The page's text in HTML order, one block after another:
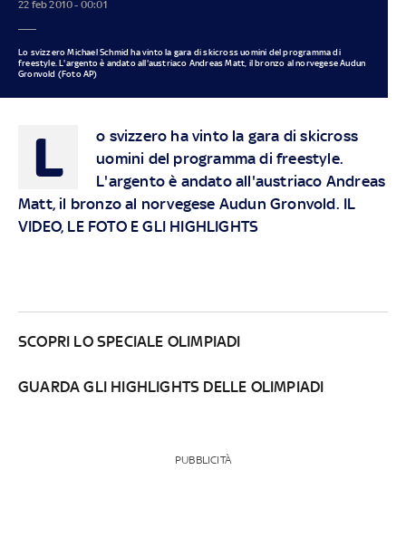
22 feb 2010 - 00:01
Lo svizzero Michael Schmid ha vinto la gara di skicross uomini del programma di
freestyle. L'argento è andato all'austriaco Andreas Matt, il bronzo al norvegese Audun
Gronvold (Foto AP)
L
o svizzero ha vinto la gara di skicross
uomini del programma di freestyle.
L'argento è andato all'austriaco Andreas
Matt, il bronzo al norvegese Audun Gronvold. IL
VIDEO, LE FOTO E GLI HIGHLIGHTS
SCOPRI LO SPECIALE OLIMPIADI
GUARDA GLI HIGHLIGHTS DELLE OLIMPIADI
PUBBLICITÀ